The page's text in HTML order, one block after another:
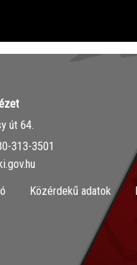
út 64.
313-3501
Közérdekű adatok